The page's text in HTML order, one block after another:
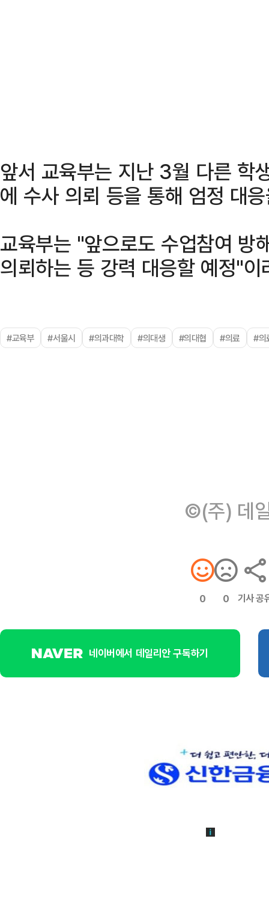
앞서 교육부는 지난 3월 다른 학
에 수사 의뢰 등을 통해 엄정 대
교육부는 "앞으로도 수업참여 방
의뢰하는 등 강력 대응할 예정"이
#교육부 #서울시 #의과대학 #의대생 #의대협 #의료 #의
©(주) 데
0 0 기사 공
네이버에서 데일리안 구독하기